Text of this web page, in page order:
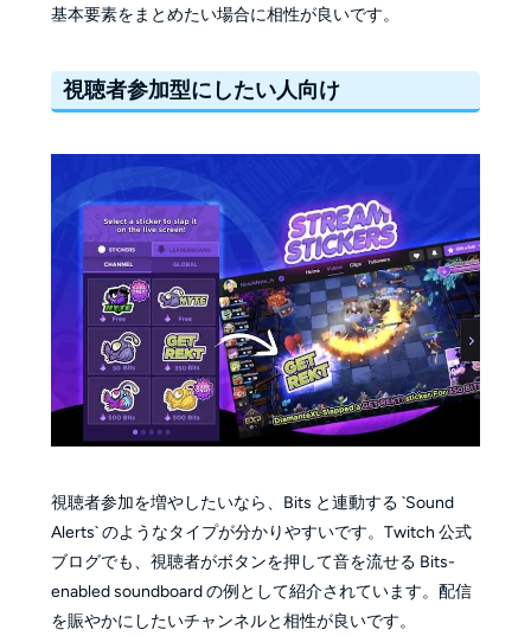
基本要素をまとめたい場合に相性が良いです。
視聴者参加型にしたい人向け
視聴者参加を増やしたいなら、Bits と連動する `Sound
Alerts` のようなタイプが分かりやすいです。Twitch 公式
ブログでも、視聴者がボタンを押して音を流せる Bits-
enabled soundboard の例として紹介されています。配信
を賑やかにしたいチャンネルと相性が良いです。